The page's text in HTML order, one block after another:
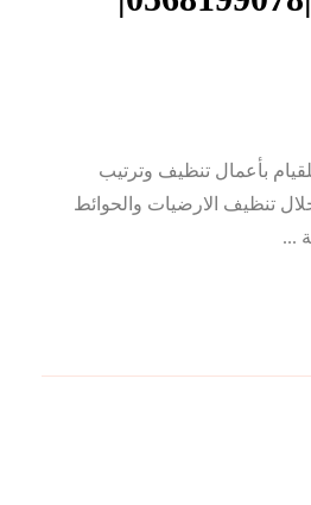
بأعمال تنظيف وترتيب
تنظيف الارضيات والحوائط
...